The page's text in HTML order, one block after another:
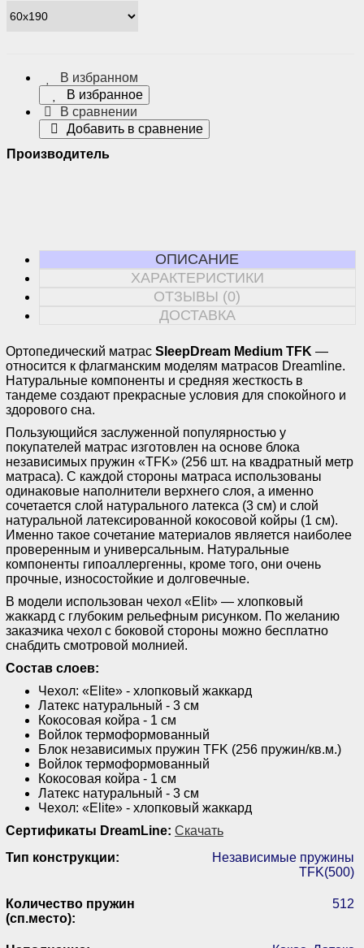
В избранном
В избранное
В сравнении
Добавить в сравнение
Производитель
ОПИСАНИЕ
ХАРАКТЕРИСТИКИ
ОТЗЫВЫ (0)
ДОСТАВКА
Ортопедический матрас SleepDream Medium TFK —
относится к флагманским моделям матрасов Dreamline.
Натуральные компоненты и средняя жесткость в
тандеме создают прекрасные условия для спокойного и
здорового сна.
Пользующийся заслуженной популярностью у
покупателей матрас изготовлен на основе блока
независимых пружин «TFK» (256 шт. на квадратный метр
матраса). С каждой стороны матраса использованы
одинаковые наполнители верхнего слоя, а именно
сочетается слой натурального латекса (3 см) и слой
натуральной латексированной кокосовой койры (1 см).
Именно такое сочетание материалов является наиболее
проверенным и универсальным. Натуральные
компоненты гипоаллергенны, кроме того, они очень
прочные, износостойкие и долговечные.
В модели использован чехол «Elit» — хлопковый
жаккард с глубоким рельефным рисунком. По желанию
заказчика чехол с боковой стороны можно бесплатно
снабдить смотровой молнией.
Состав слоев:
Чехол: «Elite» - хлопковый жаккард
Латекс натуральный - 3 см
Кокосовая койра - 1 см
Войлок термоформованный
Блок независимых пружин TFK (256 пружин/кв.м.)
Войлок термоформованный
Кокосовая койра - 1 см
Латекс натуральный - 3 см
Чехол: «Elite» - хлопковый жаккард
Сертификаты DreamLine: Скачать
Тип конструкции:
Независимые пружины
TFK(500)
Количество пружин
(сп.место):
512